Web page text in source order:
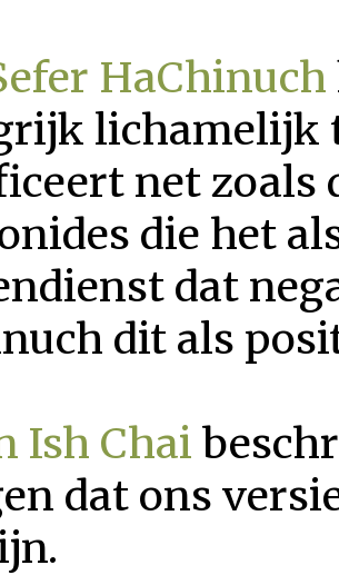
HaChinuch
lichamelijk
net zoals
die het
dat
dit als
Ish Chai
dat ons